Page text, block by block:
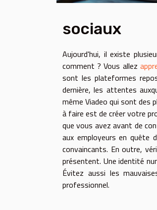
sociaux
Aujourd'hui, il existe
comment ? Vous allez
sont les plateformes
dernière, les attentes
même Viadeo qui sont des
à faire est de créer votre
que vous avez avant de
aux employeurs en quête
convaincants. En outre,
présentent. Une identité
Évitez aussi les
professionnel.